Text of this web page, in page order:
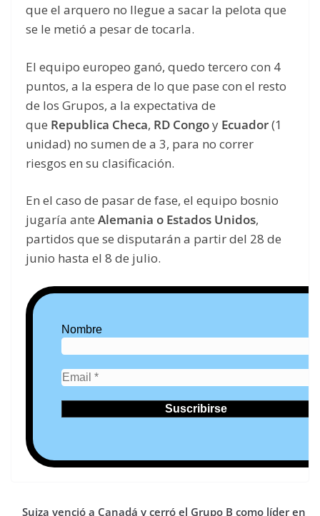
que el arquero no llegue a sacar la pelota que
se le metió a pesar de tocarla.
El equipo europeo ganó, quedo tercero con 4
puntos, a la espera de lo que pase con el resto
de los Grupos, a la expectativa de
que Republica Checa, RD Congoy Ecuador(1
unidad) no sumen de a 3, para no correr
riesgos en su clasificación.
En el caso de pasar de fase, el equipo bosnio
jugaría ante Alemania o Estados Unidos,
partidos que se disputarán a partir del 28 de
junio hasta el 8 de julio.
Nombre
Suiza venció a Canadá y cerró el Grupo B como líder en